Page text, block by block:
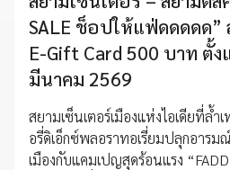
SALE ช็อปให้แฟ่ดดดดด”
E-Gift Card 500 บาท ตั้
มีนาคม 2569
สยามเซ็นเตอร์เมืองแห่งไอเดียที่ล้ำ
อรี่ดิเอ็กซ์พลอราทอเรี่ยมปลุกอารม
เมืองกับแคมเปญสุดร้อนแรง